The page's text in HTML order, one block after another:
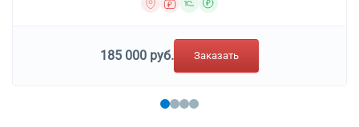
185 000 руб. Заказать